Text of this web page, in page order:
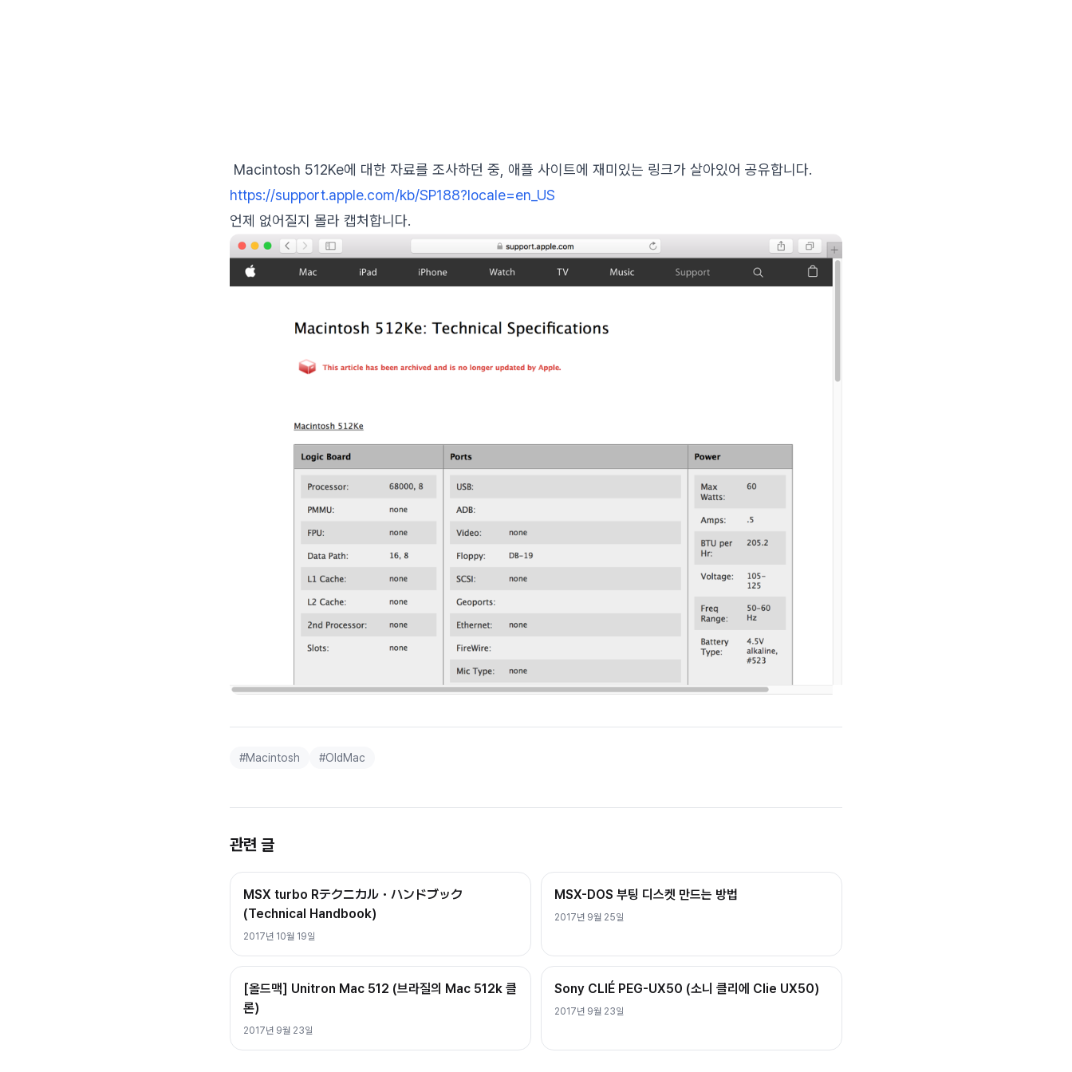
Macintosh 512Ke에 대한 자료를 조사하던 중, 애플 사이트에 재미있는 링크가 살아있어 공유합니다.
https://support.apple.com/kb/SP188?locale=en_US
언제 없어질지 몰라 캡처합니다.
#Macintosh #OldMac
관련 글
MSX turbo Rテクニカル・ハンドブック
(Technical Handbook)
2017년 10월 19일
MSX-DOS 부팅 디스켓 만드는 방법
2017년 9월 25일
[올드맥] Unitron Mac 512 (브라질의 Mac 512k 클
론)
2017년 9월 23일
Sony CLIÉ PEG-UX50 (소니 클리에 Clie UX50)
2017년 9월 23일